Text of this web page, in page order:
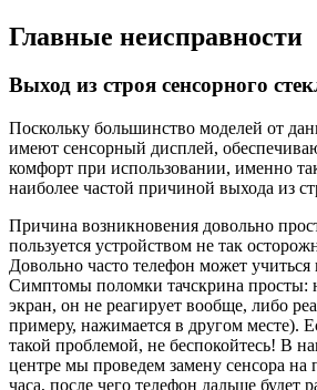
Главные неисправности
Выход из строя сенсорного
Поскольку большинство моделей от
имеют сенсорный дисплей,
комфорт при использовании, именно
наиболее частой причиной выхода из
Причина возникновения довольно
пользуется устройством не так
Довольно часто телефон может учиться
Симптомы поломки тачскрина просты:
экран, он не реагирует вообще, либо
примеру, нажимается в другом месте).
такой проблемой, не беспокойтесь! В
центре мы проведем замену сенсора на
часа, после чего телефон дальше будет